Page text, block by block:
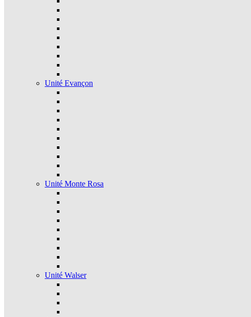
Unité Evançon
Unité Monte Rosa
Unité Walser